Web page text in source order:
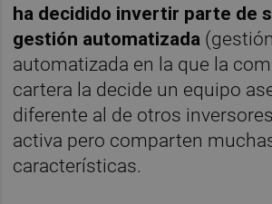
ha decidido invertir parte de
gestión automatizada
automatizada en la que la
cartera la decide un equipo
diferente al de otros
activa pero comparten
características.